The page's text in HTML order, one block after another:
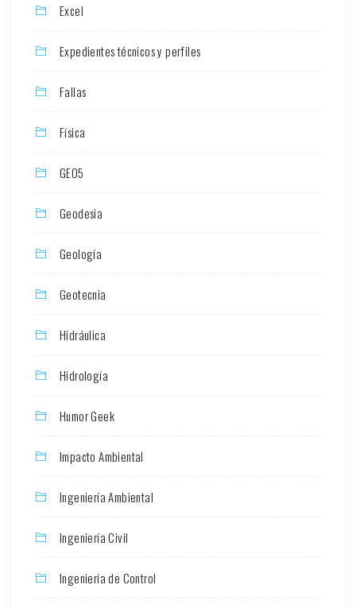
Excel
Expedientes técnicos y perfiles
Fallas
Física
GEO5
Geodesia
Geología
Geotecnia
Hidráulica
Hidrología
Humor Geek
Impacto Ambiental
Ingeniería Ambiental
Ingeniería Civil
Ingeniería de Control